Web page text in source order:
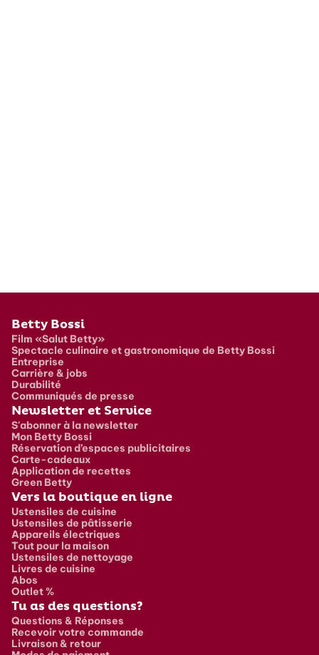
Pied de page
Betty Bossi
Film «Salut Betty»
Spectacle culinaire et gastronomique de Betty Bossi
Entreprise
Carrière & jobs
Durabilité
Communiqués de presse
Newsletter et Service
S'abonner à la newsletter
Mon Betty Bossi
Réservation d’espaces publicitaires
Carte-cadeaux
Application de recettes
Green Betty
Vers la boutique en ligne
Ustensiles de cuisine
Ustensiles de pâtisserie
Appareils électriques
Tout pour la maison
Ustensiles de nettoyage
Livres de cuisine
Abos
Outlet %
Tu as des questions?
Questions & Réponses
Recevoir votre commande
Livraison & retour